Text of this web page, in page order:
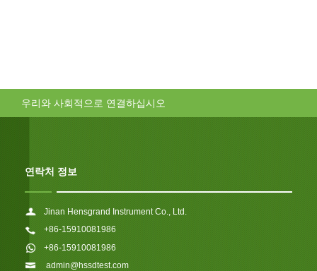
우리와 사회적으로 연결하십시오
연락처 정보
Jinan Hensgrand Instrument Co., Ltd.
+86-15910081986
+86-15910081986
admin@hssdtest.com